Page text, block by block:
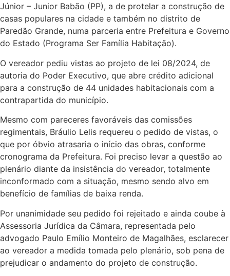
Júnior – Junior Babão (PP), a de protelar a construção de
casas populares na cidade e também no distrito de
Paredão Grande, numa parceria entre Prefeitura e Governo
do Estado (Programa Ser Família Habitação).
O vereador pediu vistas ao projeto de lei 08/2024, de
autoria do Poder Executivo, que abre crédito adicional
para a construção de 44 unidades habitacionais com a
contrapartida do município.
Mesmo com pareceres favoráveis das comissões
regimentais, Bráulio Lelis requereu o pedido de vistas, o
que por óbvio atrasaria o início das obras, conforme
cronograma da Prefeitura. Foi preciso levar a questão ao
plenário diante da insistência do vereador, totalmente
inconformado com a situação, mesmo sendo alvo em
benefício de famílias de baixa renda.
Por unanimidade seu pedido foi rejeitado e ainda coube à
Assessoria Jurídica da Câmara, representada pelo
advogado Paulo Emílio Monteiro de Magalhães, esclarecer
ao vereador a medida tomada pelo plenário, sob pena de
prejudicar o andamento do projeto de construção.